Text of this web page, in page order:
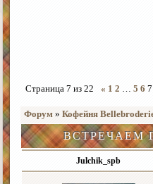
Страница 7 из 22 « 1 2 … 5 6 7
Форум » Кофейня
ВСТРЕЧАЕМ
Julchik_spb